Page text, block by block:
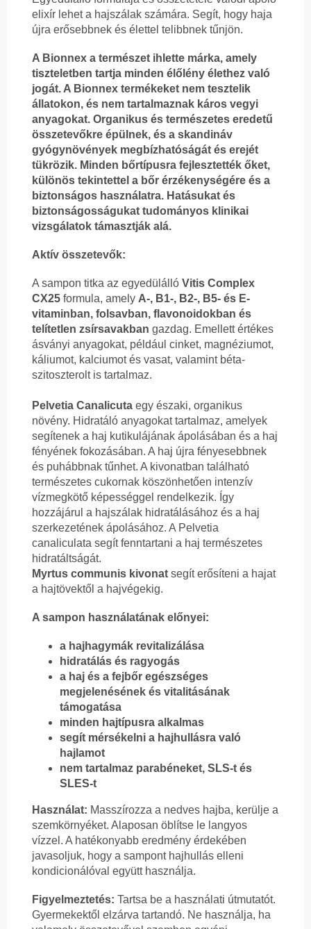
elixír lehet a hajszálak számára. Segít, hogy haja
újra erősebbnek és élettel telibbnek tűnjön.
A Bionnex a természet ihlette márka, amely
tiszteletben tartja minden élőlény élethez való
jogát. A Bionnex termékeket nem tesztelik
állatokon, és nem tartalmaznak káros vegyi
anyagokat. Organikus és természetes eredetű
összetevőkre épülnek, és a skandináv
gyógynövények megbízhatóságát és erejét
tükrözik. Minden bőrtípusra fejlesztették őket,
különös tekintettel a bőr érzékenységére és a
biztonságos használatra. Hatásukat és
biztonságosságukat tudományos klinikai
vizsgálatok támasztják alá.
Aktív összetevők:
A sampon titka az egyedülálló Vitis Complex
CX25 formula, amely A-, B1-, B2-, B5- és E-
vitaminban, folsavban, flavonoidokban és
telítetlen zsírsavakban gazdag. Emellett értékes
ásványi anyagokat, például cinket, magnéziumot,
káliumot, kalciumot és vasat, valamint béta-
szitoszterolt is tartalmaz.
Pelvetia Canalicuta egy északi, organikus
növény. Hidratáló anyagokat tartalmaz, amelyek
segítenek a haj kutikulájának ápolásában és a haj
fényének fokozásában. A haj újra fényesebbnek
és puhábbnak tűnhet. A kivonatban található
természetes cukornak köszönhetően intenzív
vízmegkötő képességgel rendelkezik. Így
hozzájárul a hajszálak hidratálásához és a haj
szerkezetének ápolásához. A Pelvetia
canaliculata segít fenntartani a haj természetes
hidratáltságát.
Myrtus communis kivonat segít erősíteni a hajat
a hajtövektől a hajvégekig.
A sampon használatának előnyei:
a hajhagymák revitalizálása
hidratálás és ragyogás
a haj és a fejbőr egészséges
megjelenésének és vitalitásának
támogatása
minden hajtípusra alkalmas
segít mérsékelni a hajhullásra való
hajlamot
nem tartalmaz parabéneket, SLS-t és
SLES-t
Használat: Masszírozza a nedves hajba, kerülje a
szemkörnyéket. Alaposan öblítse le langyos
vízzel. A hatékonyabb eredmény érdekében
javasoljuk, hogy a sampont hajhullás elleni
kondicionálóval együtt használja.
Figyelmeztetés: Tartsa be a használati útmutatót.
Gyermekektől elzárva tartandó. Ne használja, ha